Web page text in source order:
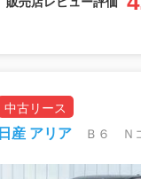
中古リース
日産 アリア